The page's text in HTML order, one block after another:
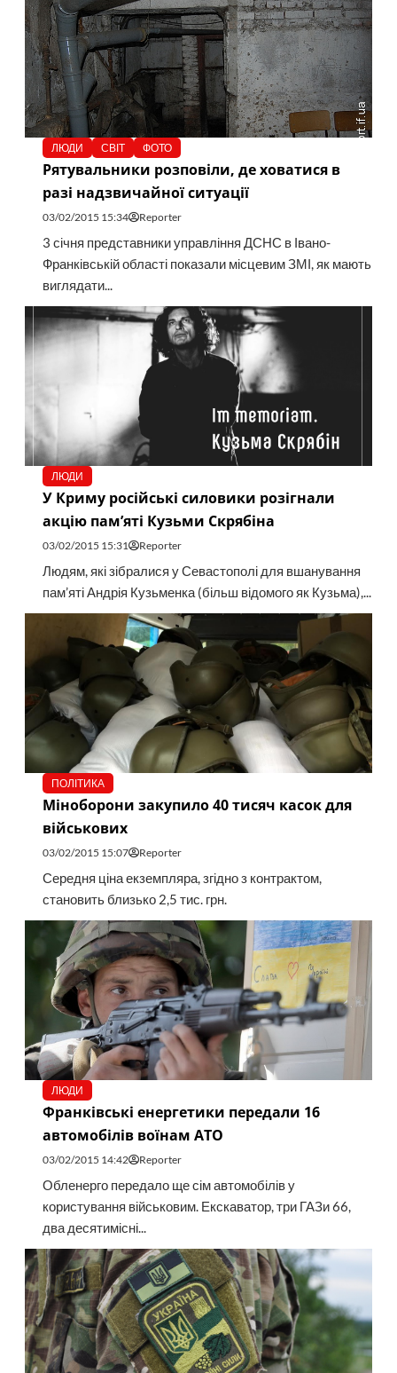
ЛЮДИ СВІТ ФОТО
Рятувальники розповіли, де ховатися в
разі надзвичайної ситуації
03/02/2015 15:34 Reporter
3 січня представники управління ДСНС в Івано-
Франківській області показали місцевим ЗМІ, як мають
виглядати...
ЛЮДИ
У Криму російські силовики розігнали
акцію пам’яті Кузьми Скрябіна
03/02/2015 15:31 Reporter
Людям, які зібралися у Севастополі для вшанування
пам’яті Андрія Кузьменка (більш відомого як Кузьма),...
ПОЛІТИКА
Міноборони закупило 40 тисяч касок для
військових
03/02/2015 15:07 Reporter
Середня ціна екземпляра, згідно з контрактом,
становить близько 2,5 тис. грн.
ЛЮДИ
Франківські енергетики передали 16
автомобілів воїнам АТО
03/02/2015 14:42 Reporter
Обленерго передало ще сім автомобілів у
користування військовим. Екскаватор, три ГАЗи 66,
два десятимісні...